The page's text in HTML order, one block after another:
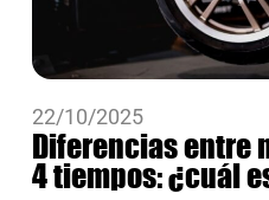
Diferencias entre
4 tiempos: ¿cuál
22/10/2025